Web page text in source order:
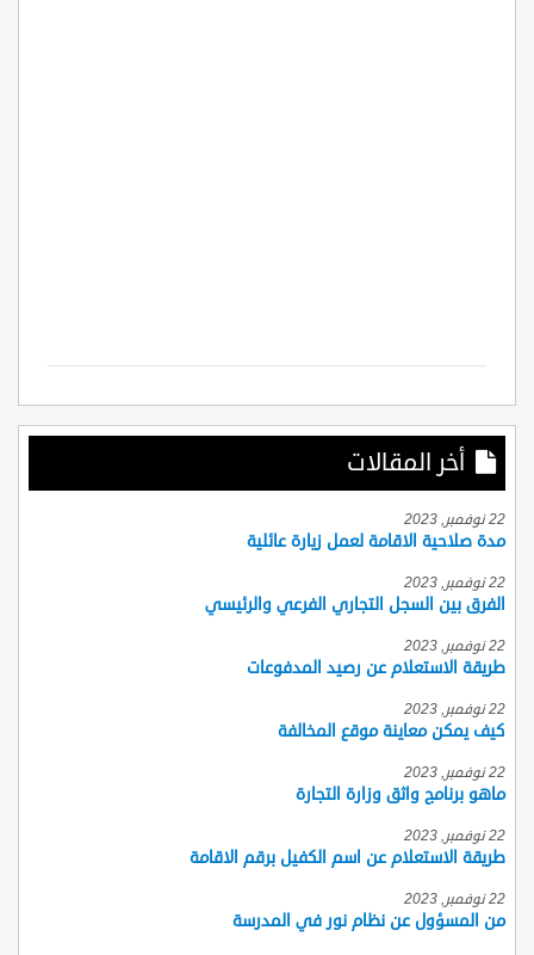
أخر المقالات
22 نوفمبر, 2023
مدة صلاحية الاقامة لعمل زيارة عائلية
22 نوفمبر, 2023
الفرق بين السجل التجاري الفرعي والرئيسي
22 نوفمبر, 2023
طريقة الاستعلام عن رصيد المدفوعات
22 نوفمبر, 2023
كيف يمكن معاينة موقع المخالفة
22 نوفمبر, 2023
ماهو برنامج واثق وزارة التجارة
22 نوفمبر, 2023
طريقة الاستعلام عن اسم الكفيل برقم الاقامة
22 نوفمبر, 2023
من المسؤول عن نظام نور في المدرسة